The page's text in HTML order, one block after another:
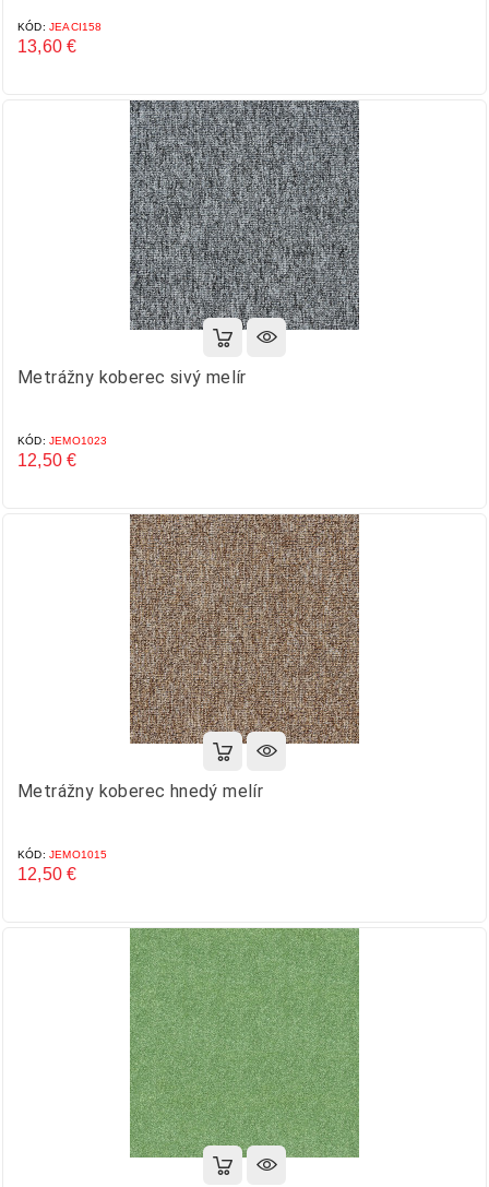
KÓD: JEACI158
13,60 €
Metrážny koberec sivý melír
KÓD: JEMO1023
12,50 €
Metrážny koberec hnedý melír
KÓD: JEMO1015
12,50 €